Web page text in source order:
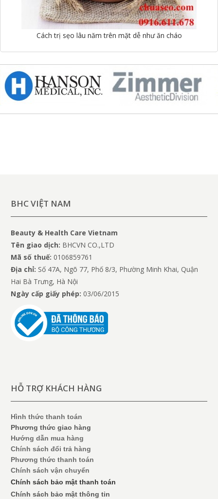
Cách trị sẹo lâu năm trên mặt dễ như ăn cháo
BHC VIỆT NAM
Beauty & Health Care Vietnam
Tên giao dịch: BHCVN CO.,LTD
Mã số thuế:0106859761
Địa chỉ: Số 47A, Ngõ 77, Phố 8/3, Phường Minh Khai, Quận
Hai Bà Trưng, Hà Nội
Ngày cấp giấy phép: 03/06/2015
HỖ TRỢ KHÁCH HÀNG
Hình thức thanh toán
Phương thức giao hàng
Hướng dẫn mua hàng
Chính sách đổi trả hàng
Phương thức thanh toán
Chính sách vận chuyển
Chính sách bảo mật thanh toán
Chính sách bảo mật thông tin